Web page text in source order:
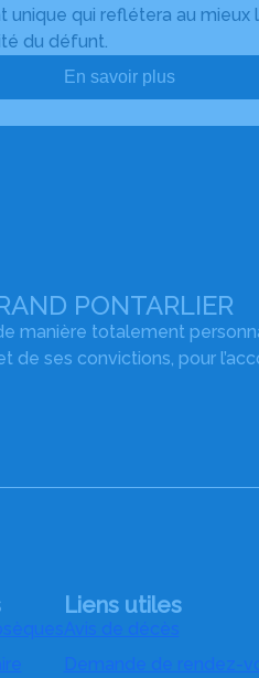
unique qui reflétera au mieux
du défunt.
En savoir plus
PONTARLIER
manière totalement
de ses convictions, pour
Liens utiles
Avis de décès
Demande de rendez-